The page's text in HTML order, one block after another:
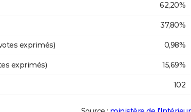
62,20%
37,80%
exprimés) 0,98%
exprimés) 15,69%
102